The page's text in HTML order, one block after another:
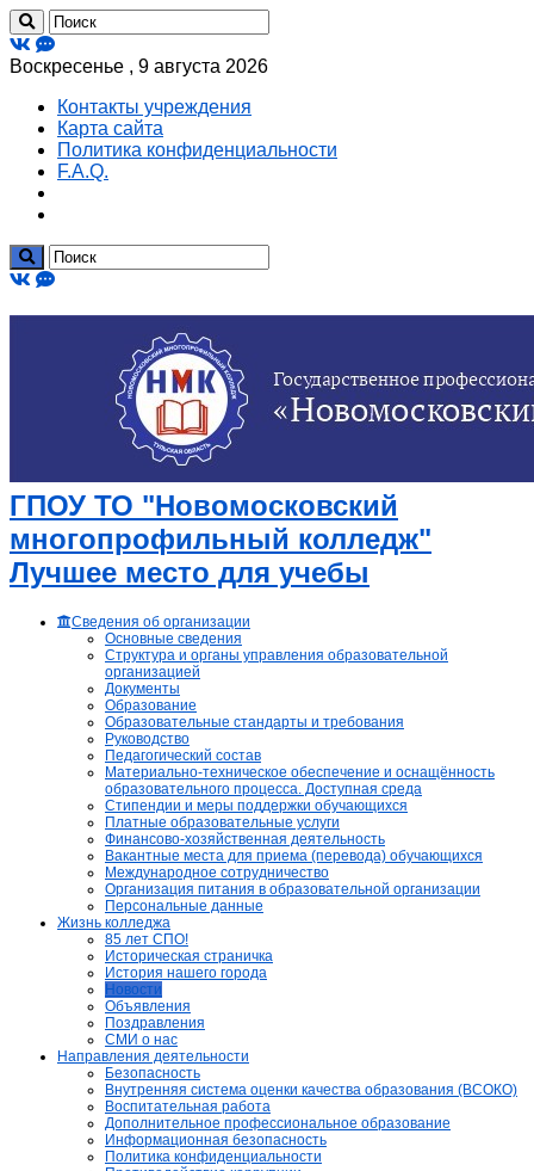
Воскресенье , 9 августа 2026
Контакты учреждения
Карта сайта
Политика конфиденциальности
F.A.Q.
ГПОУ ТО "Новомосковский
многопрофильный колледж"
Лучшее место для учебы
Сведения об организации
Основные сведения
Структура и органы управления образовательной
организацией
Документы
Образование
Образовательные стандарты и требования
Руководство
Педагогический состав
Материально-техническое обеспечение и оснащённость
образовательного процесса. Доступная среда
Стипендии и меры поддержки обучающихся
Платные образовательные услуги
Финансово-хозяйственная деятельность
Вакантные места для приема (перевода) обучающихся
Международное сотрудничество
Организация питания в образовательной организации
Персональные данные
Жизнь колледжа
85 лет СПО!
Историческая страничка
История нашего города
Новости
Объявления
Поздравления
СМИ о нас
Направления деятельности
Безопасность
Внутренняя система оценки качества образования (ВСОКО)
Воспитательная работа
Дополнительное профессиональное образование
Информационная безопасность
Политика конфиденциальности